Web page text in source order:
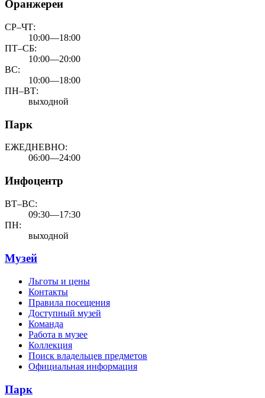
Оранжереи
СР–ЧТ:
10:00—18:00
ПТ–СБ:
10:00—20:00
ВС:
10:00—18:00
ПН–ВТ:
выходной
Парк
ЕЖЕДНЕВНО:
06:00—24:00
Инфоцентр
ВТ–ВС:
09:30—17:30
ПН:
выходной
Музей
Льготы и цены
Контакты
Правила посещения
Доступный музей
Команда
Работа в музее
Коллекция
Поиск владельцев предметов
Официальная информация
Парк